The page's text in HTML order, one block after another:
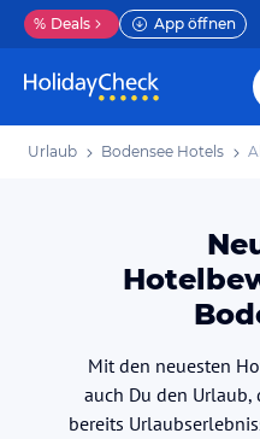
% Deals App öffnen
Urlaub Bodensee Hotels
Mit den neuesten
auch Du den Urlaub,
bereits